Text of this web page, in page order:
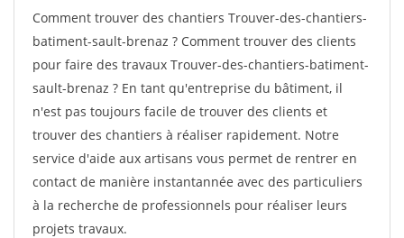
Comment trouver des chantiers Trouver-des-chantiers-
batiment-sault-brenaz ? Comment trouver des clients
pour faire des travaux Trouver-des-chantiers-batiment-
sault-brenaz ? En tant qu'entreprise du bâtiment, il
n'est pas toujours facile de trouver des clients et
trouver des chantiers à réaliser rapidement. Notre
service d'aide aux artisans vous permet de rentrer en
contact de manière instantannée avec des particuliers
à la recherche de professionnels pour réaliser leurs
projets travaux.